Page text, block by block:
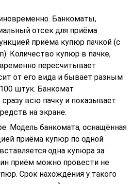
Банкоматы,
отсек для приёма
приёма купюр пачкой (с
Количество купюр в пачке,
пересчитывает
от его вида и бывает разным
штук. Банкомат
всю пачку и показывает
на экране.
Модель банкомата, оснащённая
приёма купюр по одной
одна купюра за
приём можно провести не
Срок нахождения у такого